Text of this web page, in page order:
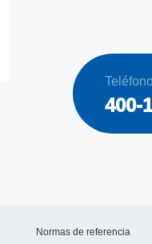
400-
Normas de referencia